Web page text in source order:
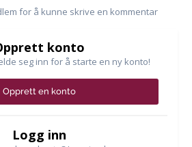
for å kunne skrive en kommentar
konto
seg inn for å starte en ny konto!
Opprett en konto
Logg inn